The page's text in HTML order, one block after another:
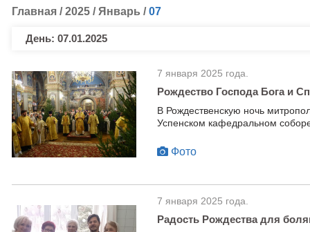
Главная /2025 / Январь /07
День: 07.01.2025
7 января 2025 года.
Рождество Господа Бога и
В Рождественскую ночь
Успенском кафедральном
Фото
7 января 2025 года.
Радость Рождества для